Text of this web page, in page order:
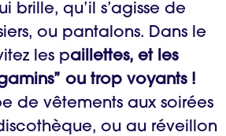
brille, qu’il s’agisse de
ou pantalons. Dans le
les paillettes, et les
ou trop voyants !
de vêtements aux soirées
ou au réveillon